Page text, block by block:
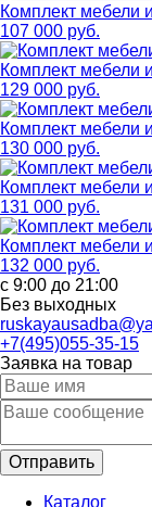
Комплект мебели
107 000 руб.
Комплект мебели
129 000 руб.
Комплект мебели
130 000 руб.
Комплект мебели
131 000 руб.
Комплект мебели
132 000 руб.
с 9:00 до 21:00
Без выходных
+7(495)055-35-15
Заявка на товар
Каталог